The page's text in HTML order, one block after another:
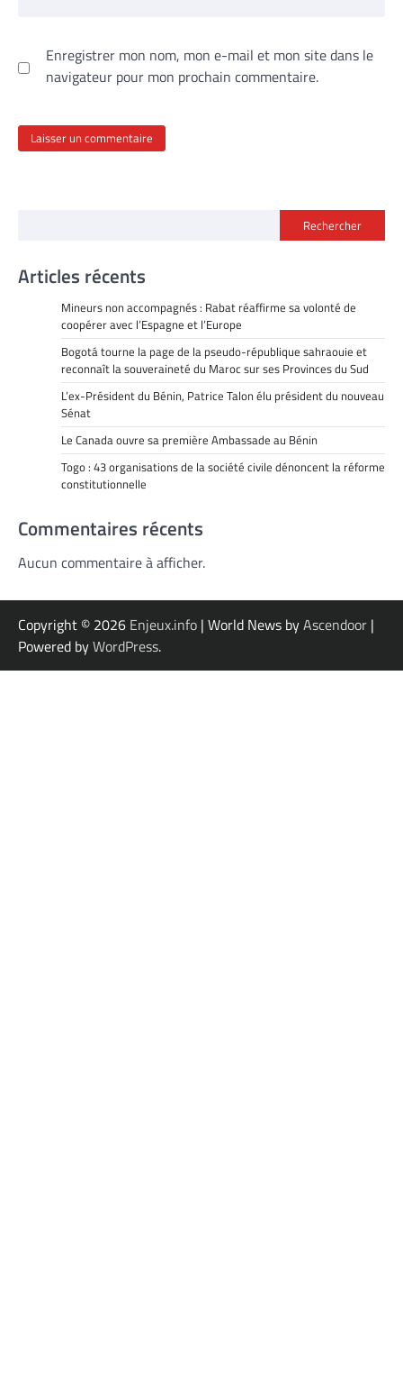
Enregistrer mon nom, mon e-mail et mon site dans le
navigateur pour mon prochain commentaire.
Rechercher
Articles récents
Mineurs non accompagnés : Rabat réaffirme sa volonté de
coopérer avec l’Espagne et l’Europe
Bogotá tourne la page de la pseudo-république sahraouie et
reconnaît la souveraineté du Maroc sur ses Provinces du Sud
L’ex-Président du Bénin, Patrice Talon élu président du nouveau
Sénat
Le Canada ouvre sa première Ambassade au Bénin
Togo : 43 organisations de la société civile dénoncent la réforme
constitutionnelle
Commentaires récents
Aucun commentaire à afficher.
Copyright © 2026 Enjeux.info | World News byAscendoor |
Powered byWordPress.